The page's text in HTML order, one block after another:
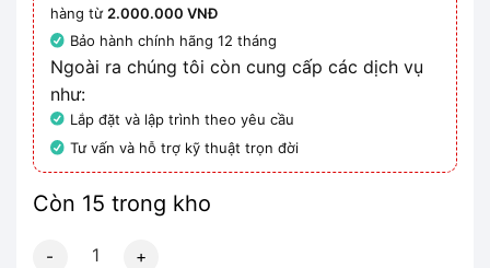
hàng từ 2.000.000 VNĐ
Bảo hành chính hãng 12 tháng
Ngoài ra chúng tôi còn cung cấp các dịch vụ
như:
Lắp đặt và lập trình theo yêu cầu
Tư vấn và hỗ trợ kỹ thuật trọn đời
Còn 15 trong kho
Rơ le nhiệt Mitsubishi TH-T50 35A (30-40A) số lượng